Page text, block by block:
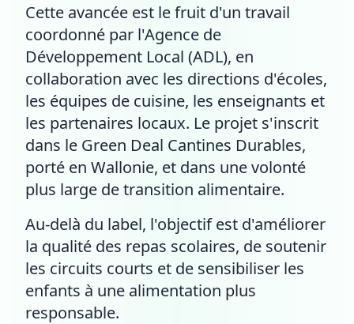
Cette avancée est le fruit d'un travail
coordonné par l'Agence de
Développement Local (ADL), en
collaboration avec les directions d'écoles,
les équipes de cuisine, les enseignants et
les partenaires locaux. Le projet s'inscrit
dans le Green Deal Cantines Durables,
porté en Wallonie, et dans une volonté
plus large de transition alimentaire.
Au-delà du label, l'objectif est d'améliorer
la qualité des repas scolaires, de soutenir
les circuits courts et de sensibiliser les
enfants à une alimentation plus
responsable.